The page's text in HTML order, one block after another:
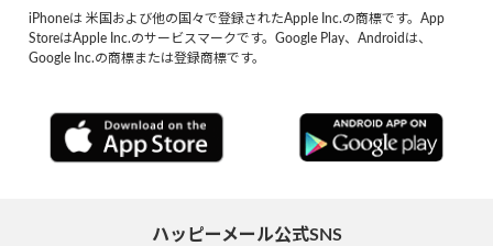
iPhoneは 米国および他の国々で登録されたApple Inc.の商標です。App
StoreはApple Inc.のサービスマークです。Google Play、Androidは、
Google Inc.の商標または登録商標です。
ハッピーメール公式SNS